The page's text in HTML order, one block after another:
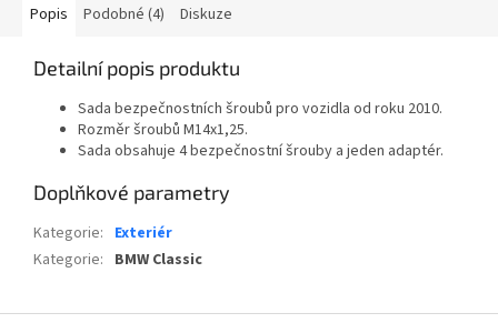
Popis Podobné (4) Diskuze
Detailní popis produktu
Sada bezpečnostních šroubů pro vozidla od roku 2010.
Rozměr šroubů M14x1,25.
Sada obsahuje 4 bezpečnostní šrouby a jeden adaptér.
Doplňkové parametry
Kategorie: Exteriér
Kategorie: BMW Classic